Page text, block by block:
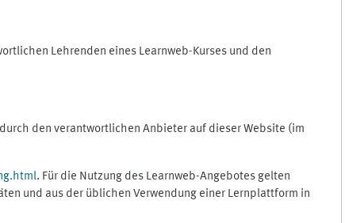
Lehrenden eines Learnweb-Kurses und den
den verantwortlichen Anbieter auf dieser Website (im
. Für die Nutzung des Learnweb-Angebotes gelten
und aus der üblichen Verwendung einer Lernplattform in